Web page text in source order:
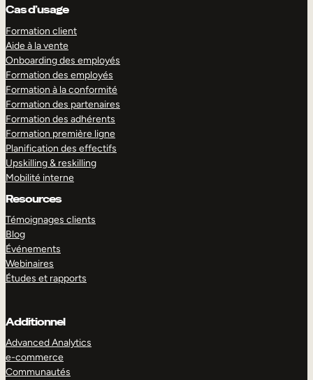
Cas d’usage
Formation client
Aide à la vente
Onboarding des employés
Formation des employés
Formation à la conformité
Formation des partenaires
Formation des adhérents
Formation première ligne
Planification des effectifs
Upskilling & reskilling
Mobilité interne
Resources
Témoignages clients
Blog
Événements
Webinaires
Études et rapports
Additionnel
Advanced Analytics
e-commerce
Communautés